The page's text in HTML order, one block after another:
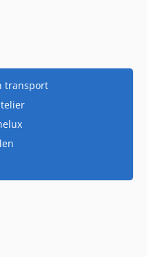
transport